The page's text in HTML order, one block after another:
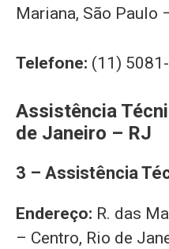
Mariana, São Paulo
Telefone: (11)
Assistência
de Janeiro – RJ
3 – Assistência
Endereço: R. das
– Centro, Rio de